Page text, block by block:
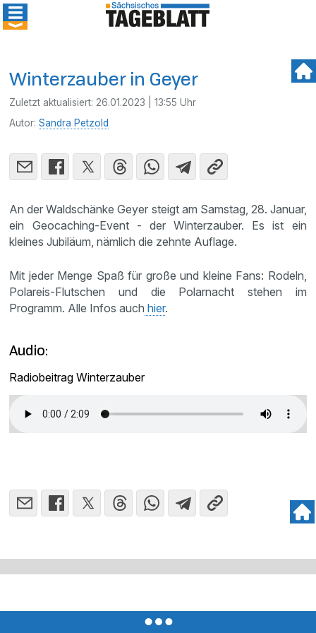
Winterzauber in Geyer
Zuletzt aktualisiert: 26.01.2023 | 13:55 Uhr
Autor:Sandra Petzold
An der Waldschänke Geyer steigt am Samstag, 28. Januar,
ein Geocaching-Event - der Winterzauber. Es ist ein
kleines Jubiläum, nämlich die zehnte Auflage.
Mit jeder Menge Spaß für große und kleine Fans: Rodeln,
Polareis-Flutschen und die Polarnacht stehen im
Programm. Alle Infos auch hier.
Audio:
Radiobeitrag Winterzauber